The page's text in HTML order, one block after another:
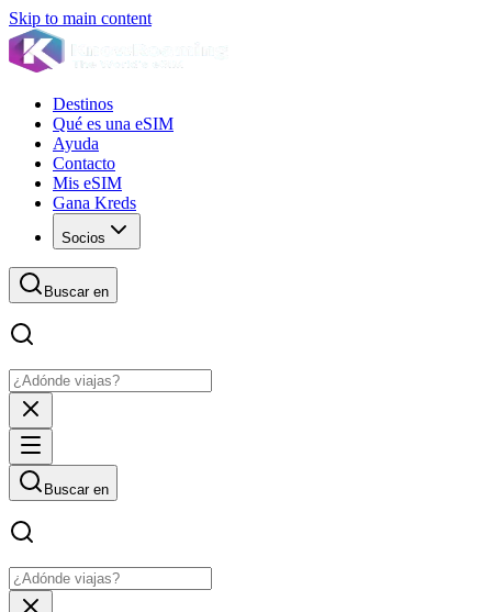
Skip to main content
Destinos
Qué es una eSIM
Ayuda
Contacto
Mis eSIM
Gana Kreds
Socios
Buscar en
Buscar en